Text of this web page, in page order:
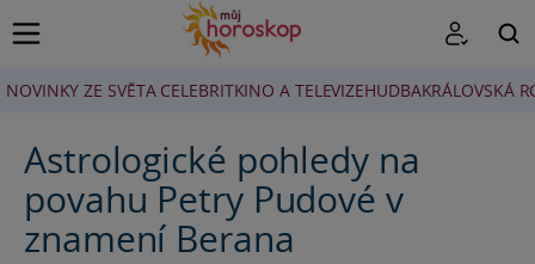
NOVINKY ZE SVĚTA CELEBRITKINO A TELEVIZEHUDBAKRÁLOVSKÁ
Astrologické pohledy na
povahu Petry Pudové v
znamení Berana